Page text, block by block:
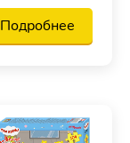
Подробнее